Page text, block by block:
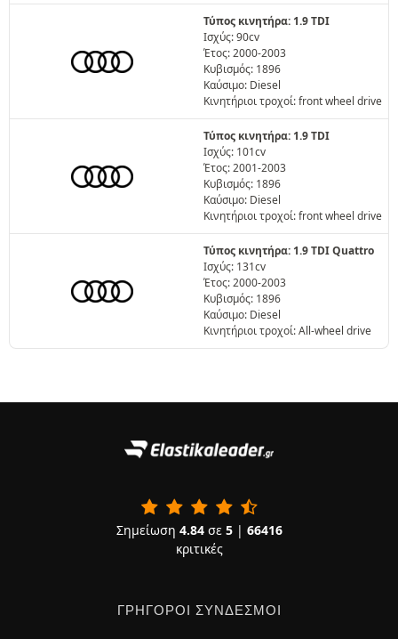
Τύπος κινητήρα: 1.9 TDI
Ισχύς: 90cv
Έτος: 2000-2003
Κυβισμός: 1896
Καύσιμο: Diesel
Κινητήριοι τροχοί: front wheel drive
Τύπος κινητήρα: 1.9 TDI
Ισχύς: 101cv
Έτος: 2001-2003
Κυβισμός: 1896
Καύσιμο: Diesel
Κινητήριοι τροχοί: front wheel drive
Τύπος κινητήρα: 1.9 TDI Quattro
Ισχύς: 131cv
Έτος: 2000-2003
Κυβισμός: 1896
Καύσιμο: Diesel
Κινητήριοι τροχοί: All-wheel drive
Σημείωση 4.84σε 5| 66416
κριτικές
ΓΡΉΓΟΡΟΙ ΣΎΝΔΕΣΜΟΙ